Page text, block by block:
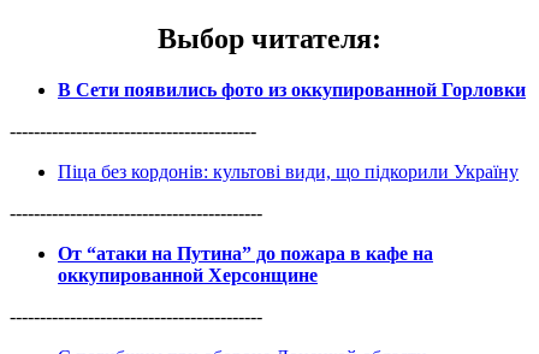
Выбор читателя:
В Сети появились фото из оккупированной Горловки
-----------------------------------------
Піца без кордонів: культові види, що підкорили Україну
------------------------------------------
От “атаки на Путина” до пожара в кафе на
оккупированной Херсонщине
------------------------------------------